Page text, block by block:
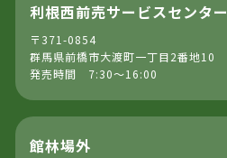
利根西前売サービスセンター
〒371-0854
群馬県前橋市大渡町一丁目2番地10
発売時間 7:30～16:00
館林場外